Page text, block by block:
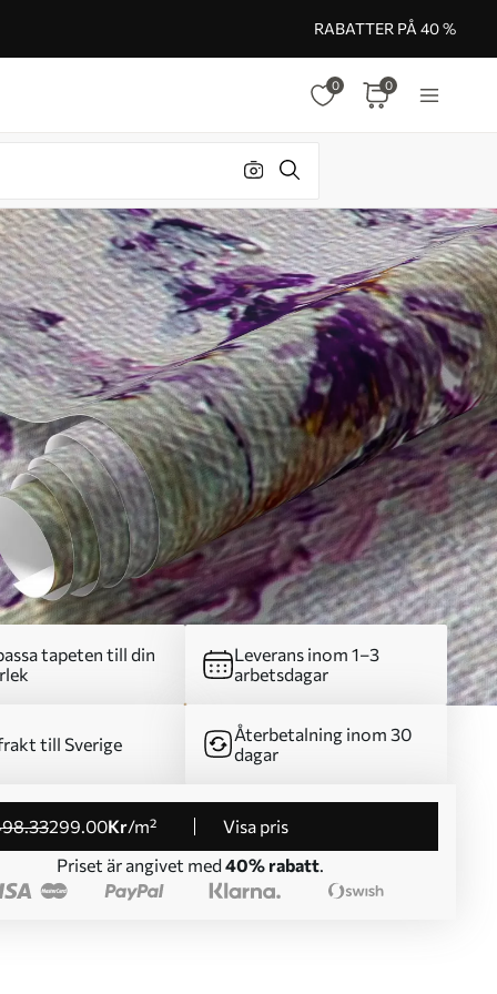
RABATTER PÅ 40 %
0 0
tapeten till din
Leverans inom 1–3
arbetsdagar
till Sverige
Återbetalning inom 30
dagar
.33299.00Kr/m²
Visa pris
Priset är angivet med 40% rabatt.